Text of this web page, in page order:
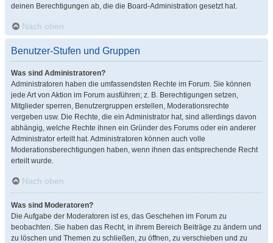
deinen Berechtigungen ab, die die Board-Administration gesetzt hat.
Nach oben
Benutzer-Stufen und Gruppen
Was sind Administratoren?
Administratoren haben die umfassendsten Rechte im Forum. Sie können
jede Art von Aktion im Forum ausführen; z. B. Berechtigungen setzen,
Mitglieder sperren, Benutzergruppen erstellen, Moderationsrechte
vergeben usw. Die Rechte, die ein Administrator hat, sind allerdings davon
abhängig, welche Rechte ihnen ein Gründer des Forums oder ein anderer
Administrator erteilt hat. Administratoren können auch volle
Moderationsberechtigungen haben, wenn ihnen das entsprechende Recht
erteilt wurde.
Nach oben
Was sind Moderatoren?
Die Aufgabe der Moderatoren ist es, das Geschehen im Forum zu
beobachten. Sie haben das Recht, in ihrem Bereich Beiträge zu ändern und
zu löschen und Themen zu schließen, zu öffnen, zu verschieben und zu